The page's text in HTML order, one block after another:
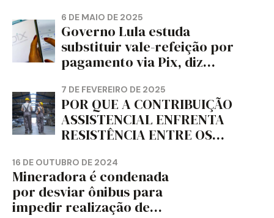
CORTIÇA E ARTEFATOS DE
PAPEL DO ESTADO DO
PARANÁ – FETRAPEL-PR
6 DE MAIO DE 2025
Governo Lula estuda
substituir vale-refeição por
pagamento via Pix, diz
7 DE FEVEREIRO DE 2025
POR QUE A CONTRIBUIÇÃO
ASSISTENCIAL ENFRENTA
RESISTÊNCIA ENTRE OS
16 DE OUTUBRO DE 2024
Mineradora é condenada
por desviar ônibus para
impedir realização de